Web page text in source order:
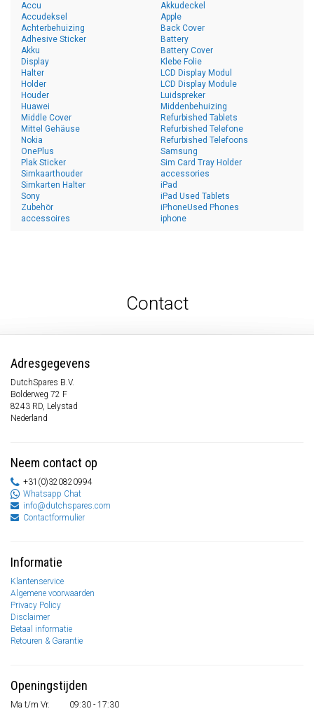
Accu
Accudeksel
Achterbehuizing
Adhesive Sticker
Akku
Akkudeckel
Apple
Back Cover
Battery
Battery Cover
Display
Halter
Holder
Houder
Huawei
Klebe Folie
LCD Display Modul
LCD Display Module
Luidspreker
Middenbehuizing
Middle Cover
Mittel Gehäuse
Nokia
OnePlus
Plak Sticker
Refurbished Tablets
Refurbished Telefone
Refurbished Telefoons
Samsung
Sim Card Tray Holder
Simkaarthouder
Simkarten Halter
Sony
Zubehör
accessoires
accessories
iPad
iPad Used Tablets
iPhoneUsed Phones
iphone
Contact
Adresgegevens
DutchSpares B.V.
Bolderweg 72 F
8243 RD, Lelystad
Nederland
Neem contact op
+31(0)320820994
Whatsapp Chat
info@dutchspares.com
Contactformulier
Informatie
Klantenservice
Algemene voorwaarden
Privacy Policy
Disclaimer
Betaal informatie
Retouren & Garantie
Openingstijden
Ma t/m Vr.
09:30 - 17:30